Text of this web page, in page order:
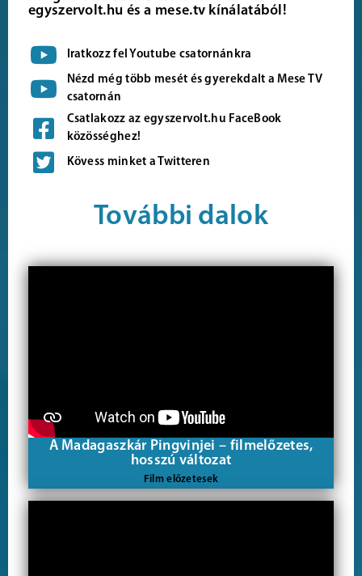
egyszervolt.hu és a mese.tv kínálatából!
Iratkozz fel Youtube csatornánkra
Nézd még több mesét és gyerekdalt a Mese TV
csatornán
Csatlakozz az egyszervolt.hu FaceBook
közösséghez!
Kövess minket a Twitteren
További dalok
A Madagaszkár Pingvinjei – filmelőzetes,
hosszú változat
Film előzetesek